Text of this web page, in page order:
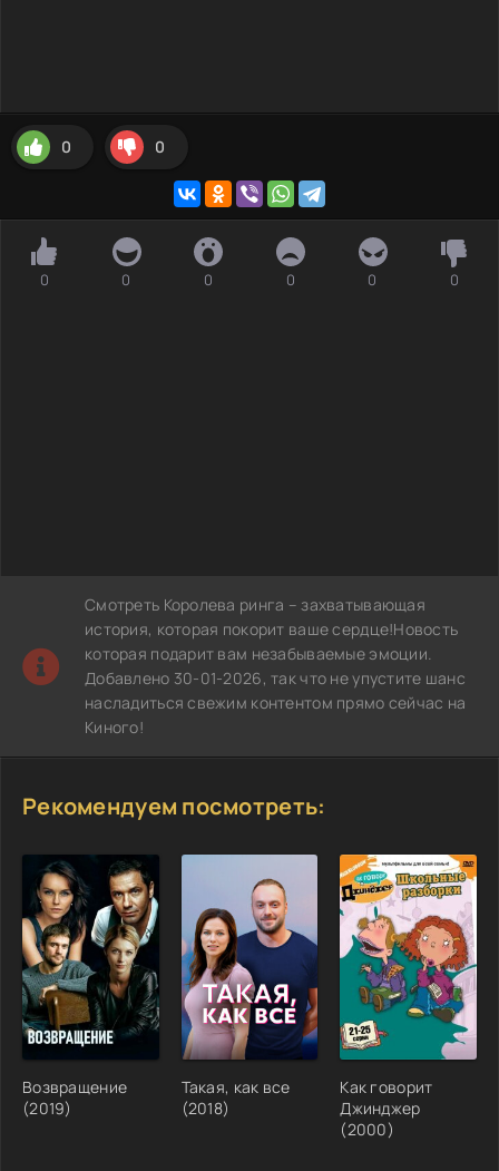
0 0
0 0 0 0 0 0
Смотреть Королева ринга – захватывающая
история, которая покорит ваше сердце!Новость
которая подарит вам незабываемые эмоции.
Добавлено 30-01-2026, так что не упустите шанс
насладиться свежим контентом прямо сейчас на
Киного!
Рекомендуем посмотреть:
Возвращение
(2019)
Такая, как все
(2018)
Как говорит
Джинджер
(2000)